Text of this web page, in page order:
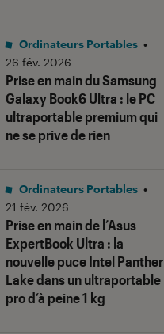
Prise en main du Samsung
Galaxy Book6 Ultra : le PC
ultraportable premium qui
ne se prive de rien
Ordinateurs Portables •
26 fév. 2026
Prise en main de l’Asus
ExpertBook Ultra : la
nouvelle puce Intel Panther
Lake dans un ultraportable
pro d’à peine 1 kg
Ordinateurs Portables •
21 fév. 2026